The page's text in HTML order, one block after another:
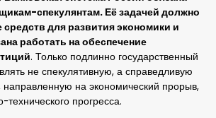
спекулянтам. Её задачей должно
для развития экономики и
работать на обеспечение
. Только подлинно государственный
не спекулятивную, а справедливую
направленную на экономический прорыв,
прогресса.